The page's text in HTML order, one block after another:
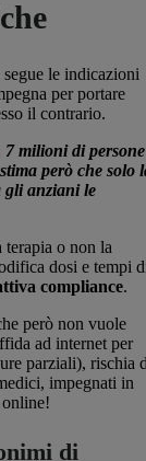
le indicazioni
per portare
il contrario.
7 milioni di persone
però che solo
gli anziani le
o non la
dosi e tempi
compliance.
però non vuole
ad internet per
parziali), rischia
impegnati in
di